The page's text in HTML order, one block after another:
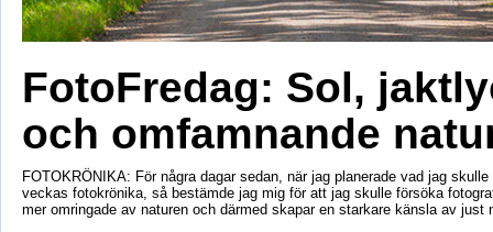
FotoFredag: Sol,
och omfamnande
FOTOKRÖNIKA: För några dagar sedan, när jag planerade vad jag
veckas fotokrönika, så bestämde jag mig för att jag skulle försöka
mer omringade av naturen och därmed skapar en starkare känsla av just